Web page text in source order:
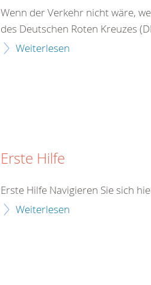
Wenn der Verkehr nicht wäre,
des Deutschen Roten Kreuzes
Weiterlesen
Erste Hilfe
Erste Hilfe Navigieren Sie sich
Weiterlesen